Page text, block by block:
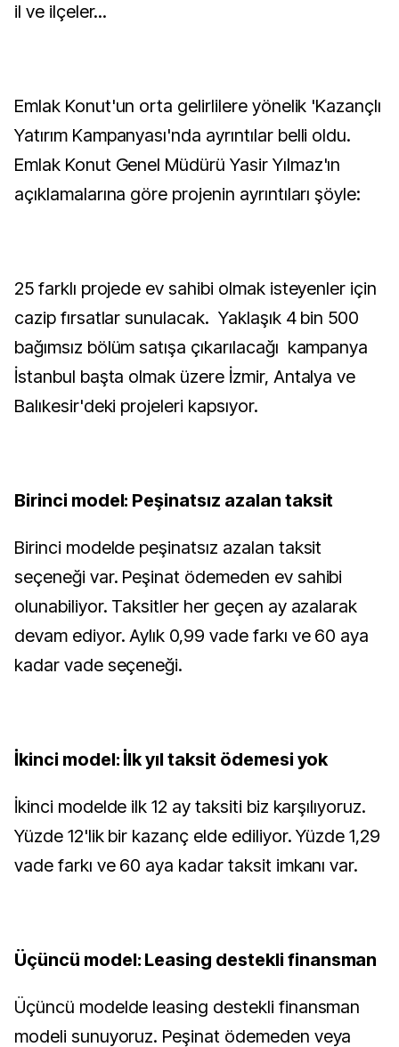
il ve ilçeler...
Emlak Konut'un orta gelirlilere yönelik 'Kazançlı
Yatırım Kampanyası'nda ayrıntılar belli oldu.
Emlak Konut Genel Müdürü Yasir Yılmaz'ın
açıklamalarına göre projenin ayrıntıları şöyle:
25 farklı projede ev sahibi olmak isteyenler için
cazip fırsatlar sunulacak. Yaklaşık 4 bin 500
bağımsız bölüm satışa çıkarılacağı kampanya
İstanbul başta olmak üzere İzmir, Antalya ve
Balıkesir'deki projeleri kapsıyor.
Birinci model: Peşinatsız azalan taksit
Birinci modelde peşinatsız azalan taksit
seçeneği var. Peşinat ödemeden ev sahibi
olunabiliyor. Taksitler her geçen ay azalarak
devam ediyor. Aylık 0,99 vade farkı ve 60 aya
kadar vade seçeneği.
İkinci model: İlk yıl taksit ödemesi yok
İkinci modelde ilk 12 ay taksiti biz karşılıyoruz.
Yüzde 12'lik bir kazanç elde ediliyor. Yüzde 1,29
vade farkı ve 60 aya kadar taksit imkanı var.
Üçüncü model: Leasing destekli finansman
Üçüncü modelde leasing destekli finansman
modeli sunuyoruz. Peşinat ödemeden veya